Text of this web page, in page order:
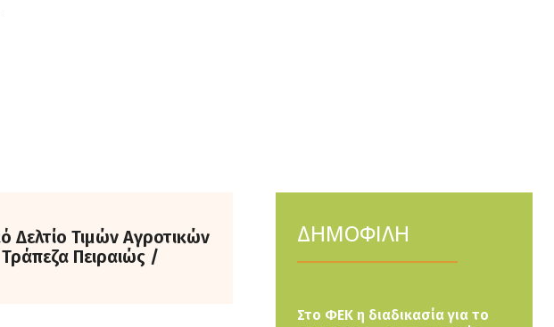
Δελτίο Τιμών Αγροτικών
Πειραιώς /
ΔΗΜΟΦΙΛΗ
Στο ΦΕΚ η διαδικασία για το